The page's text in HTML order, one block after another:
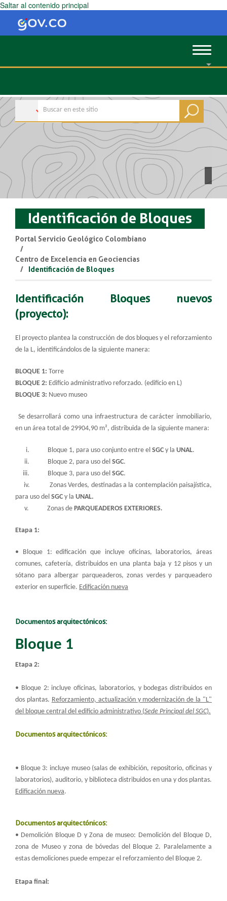
Saltar al contenido principal
Toggle
Identificación de Bloques
Portal Servicio Geológico Colombiano
Centro de Excelencia en Geociencias
Identificación de Bloques
Identificación Bloques nuevos
(proyecto):
El proyecto plantea la construcción de dos bloques y el reforzamiento
de la L, identificándolos de la siguiente manera:
BLOQUE 1: Torre
BLOQUE 2: Edificio administrativo reforzado. (edificio en L)
BLOQUE 3: Nuevo museo
Se desarrollará como una infraestructura de carácter inmobiliario,
en un área total de 29904,90 m², distribuida de la siguiente manera:
i. Bloque 1, para uso conjunto entre el SGC y la UNAL.
ii. Bloque 2, para uso del SGC.
iii. Bloque 3, para uso del SGC.
iv. Zonas Verdes, destinadas a la contemplación paisajística,
para uso del SGC y la UNAL.
v. Zonas de PARQUEADEROS EXTERIORES.
Etapa 1:
• Bloque 1: edificación que incluye oficinas, laboratorios, áreas
comunes, cafetería, distribuidos en una planta baja y 12 pisos y un
sótano para albergar parqueaderos, zonas verdes y parqueadero
exterior en superficie. Edificación nueva
Documentos arquitectónicos:
Bloque 1
Etapa 2:
• Bloque 2: incluye oficinas, laboratorios, y bodegas distribuidos en
dos plantas. Reforzamiento, actualización y modernización de la "L"
del bloque central del edificio administrativo (Sede Principal del SGC).
Documentos arquitectónicos:
• Bloque 3: incluye museo (salas de exhibición, repositorio, oficinas y
laboratorios), auditorio, y biblioteca distribuidos en una y dos plantas.
Edificación nueva.
Documentos arquitectónicos:
• Demolición Bloque D y Zona de museo: Demolición del Bloque D,
zona de Museo y zona de bóvedas del Bloque 2. Paralelamente a
estas demoliciones puede empezar el reforzamiento del Bloque 2.
Etapa final: